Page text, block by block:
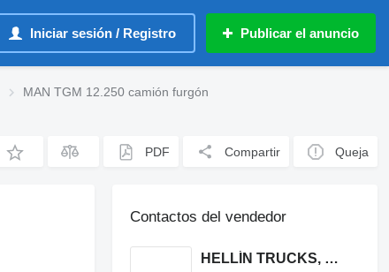
Iniciar sesión / Registro Publicar el anuncio
MAN TGM 12.250 camión furgón
PDF Compartir Queja
Contactos del vendedor
HELLÍN TRUCKS, S. L. U.